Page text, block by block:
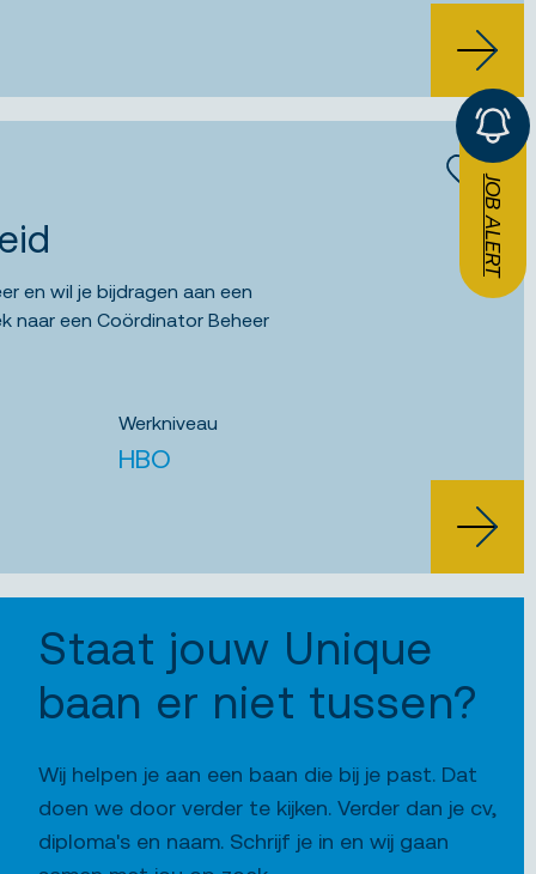
JOB ALERT
BEKIJK
en wil je bijdragen aan een
naar een Coördinator Beheer
Werkniveau
HBO
BEKIJK
Staat jouw Unique
baan er niet tussen?
Wij helpen je aan een baan die bij je past. Dat
doen we door verder te kijken. Verder dan je cv,
diploma's en naam. Schrijf je in en wij gaan